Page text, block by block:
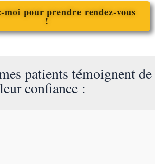
moi pour prendre rendez-vous
!
patients témoignent de
leur confiance :